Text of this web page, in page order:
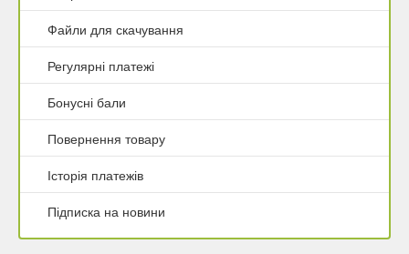
Файли для скачування
Регулярні платежі
Бонусні бали
Повернення товару
Історія платежів
Підписка на новини